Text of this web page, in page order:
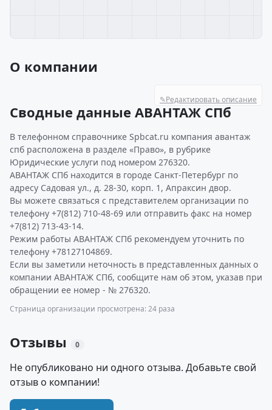
О компании
✎Редактировать описание
Сводные данные АВАНТАЖ СПб
В телефонном справочнике Spbcat.ru компания авантаж
спб расположена в разделе «Право», в рубрике
Юридические услуги под номером 276320.
АВАНТАЖ СПб находится в городе Санкт-Петербург по
адресу Садовая ул., д. 28-30, корп. 1, Апраксин двор.
Вы можете связаться с представителем организации по
телефону +7(812) 710-48-69 или отправить факс на номер
+7(812) 713-43-14.
Режим работы АВАНТАЖ СПб рекомендуем уточнить по
телефону +78127104869.
Если вы заметили неточность в представленных данных о
компании АВАНТАЖ СПб, сообщите нам об этом, указав при
обращении ее номер - № 276320.
Страница организации просмотрена: 24 раза
Отзывы 0
Не опубликовано ни одного отзыва. Добавьте свой
отзыв о компании!